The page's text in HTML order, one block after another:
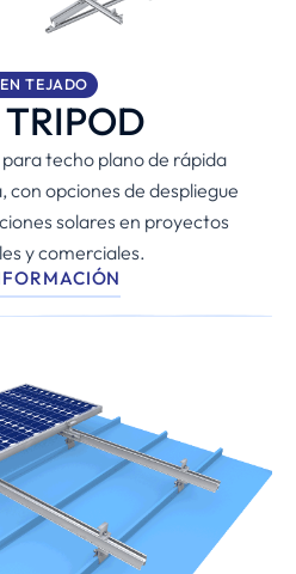
TEJADO
techo plano de rápida
con opciones de despliegue
solares en proyectos
y comerciales.